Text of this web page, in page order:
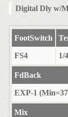
Digital Dly w/
FootSwitch
FS4 1/4
FdBack
EXP-1
Mix